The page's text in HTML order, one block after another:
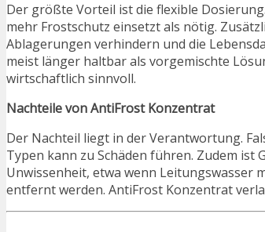
Der größte Vorteil ist die flexible
mehr Frostschutz einsetzt als nötig.
Ablagerungen verhindern und die
meist länger haltbar als vorgemischte
wirtschaftlich sinnvoll.
Nachteile von AntiFrost Konzentrat
Der Nachteil liegt in der Verantwortung.
Typen kann zu Schäden führen. Zudem
Unwissenheit, etwa wenn Leitungswasser
entfernt werden. AntiFrost Konzentrat